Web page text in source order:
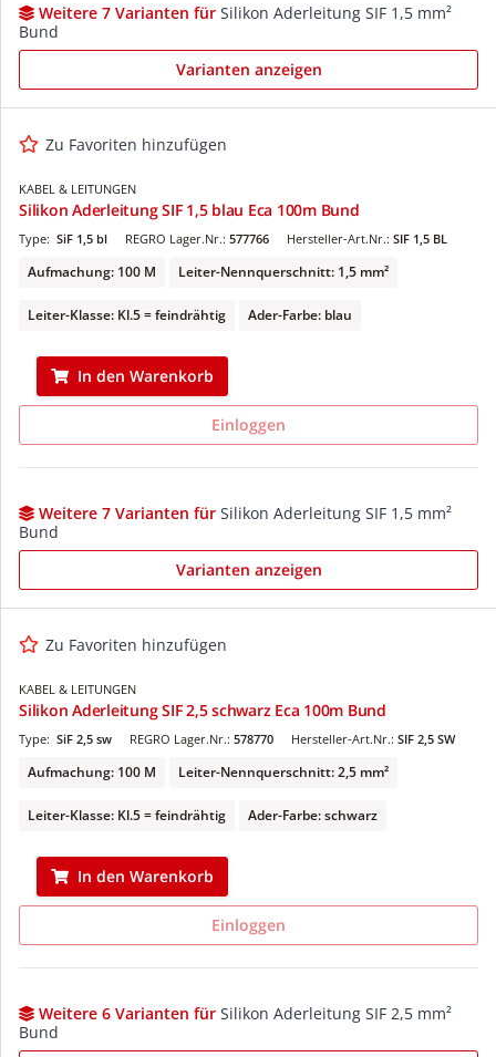
Weitere 7 Varianten für Silikon Aderleitung SIF 1,5 mm²
Bund
Varianten anzeigen
Zu Favoriten hinzufügen
KABEL & LEITUNGEN
Silikon Aderleitung SIF 1,5 blau Eca 100m Bund
REGRO Lager.Nr.: 577766
Type: SiF 1,5 bl Hersteller-Art.Nr.: SIF 1,5 BL
Aufmachung: 100 M Leiter-Nennquerschnitt: 1,5 mm²
Leiter-Klasse: Kl.5 = feindrähtig Ader-Farbe: blau
In den Warenkorb
Einloggen
Weitere 7 Varianten für Silikon Aderleitung SIF 1,5 mm²
Bund
Varianten anzeigen
Zu Favoriten hinzufügen
KABEL & LEITUNGEN
Silikon Aderleitung SIF 2,5 schwarz Eca 100m Bund
REGRO Lager.Nr.: 578770
Type: SiF 2,5 sw Hersteller-Art.Nr.: SIF 2,5 SW
Aufmachung: 100 M Leiter-Nennquerschnitt: 2,5 mm²
Leiter-Klasse: Kl.5 = feindrähtig Ader-Farbe: schwarz
In den Warenkorb
Einloggen
Weitere 6 Varianten für Silikon Aderleitung SIF 2,5 mm²
Bund